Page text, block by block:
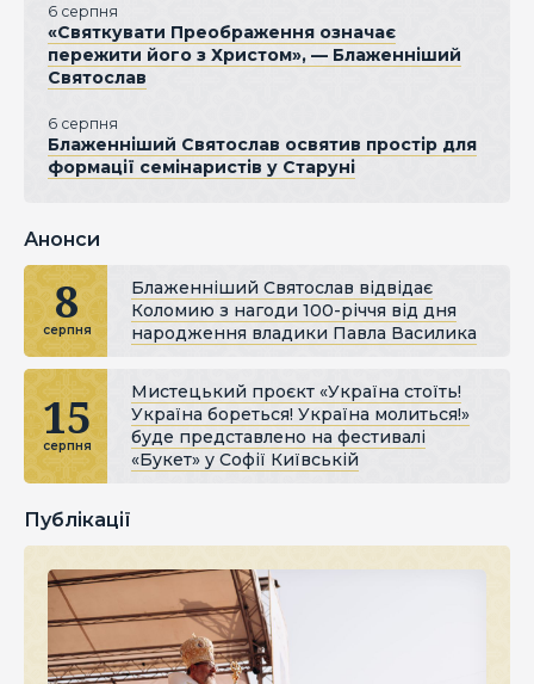
6 серпня
«Святкувати Преображення означає
пережити його з Христом», — Блаженніший
Святослав
6 серпня
Блаженніший Святослав освятив простір для
формації семінаристів у Старуні
Анонси
8
серпня
Блаженніший Святослав відвідає
Коломию з нагоди 100-річчя від дня
народження владики Павла Василика
15
серпня
Мистецький проєкт «Україна стоїть!
Україна бореться! Україна молиться!»
буде представлено на фестивалі
«Букет» у Софії Київській
Публікації